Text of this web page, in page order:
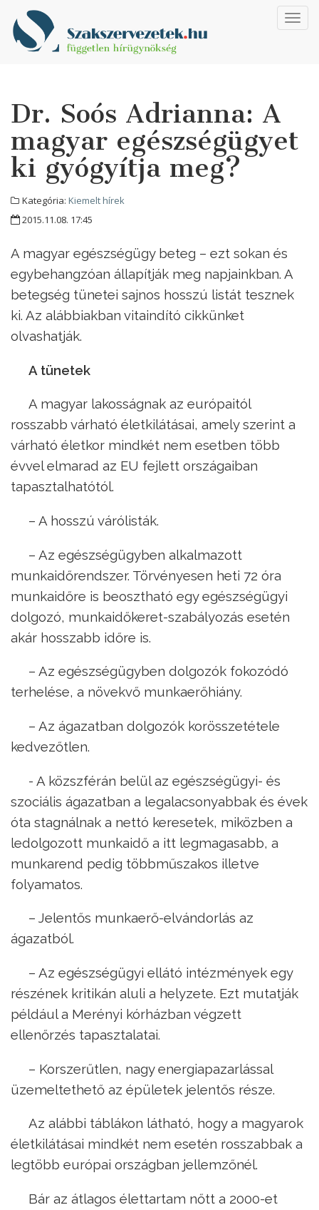
Dr. Soós Adrianna: A
magyar egészségügyet
ki gyógyítja meg?
Kategória: Kiemelt hírek
2015.11.08. 17:45
A magyar egészségügy beteg – ezt sokan és
egybehangzóan állapítják meg napjainkban. A
betegség tünetei sajnos hosszú listát tesznek
ki. Az alábbiakban vitaindító cikkünket
olvashatják.
A tünetek
A magyar lakosságnak az európaitól
rosszabb várható életkilátásai, amely szerint a
várható életkor mindkét nem esetben több
évvel elmarad az EU fejlett országaiban
tapasztalhatótól.
– A hosszú várólisták.
– Az egészségügyben alkalmazott
munkaidőrendszer. Törvényesen heti 72 óra
munkaidőre is beosztható egy egészségügyi
dolgozó, munkaidőkeret-szabályozás esetén
akár hosszabb időre is.
– Az egészségügyben dolgozók fokozódó
terhelése, a növekvő munkaerőhiány.
– Az ágazatban dolgozók korösszetétele
kedvezőtlen.
- A közszférán belül az egészségügyi- és
szociális ágazatban a legalacsonyabbak és évek
óta stagnálnak a nettó keresetek, miközben a
ledolgozott munkaidő a itt legmagasabb, a
munkarend pedig többműszakos illetve
folyamatos.
– Jelentős munkaerő-elvándorlás az
ágazatból.
– Az egészségügyi ellátó intézmények egy
részének kritikán aluli a helyzete. Ezt mutatják
például a Merényi kórházban végzett
ellenőrzés tapasztalatai.
– Korszerűtlen, nagy energiapazarlással
üzemeltethető az épületek jelentős része.
Az alábbi táblákon látható, hogy a magyarok
életkilátásai mindkét nem esetén rosszabbak a
legtöbb európai országban jellemzőnél.
Bár az átlagos élettartam nőtt a 2000-et